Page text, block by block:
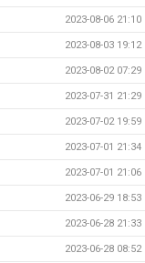
2023-08-06 21:10
2023-08-03 19:12
2023-08-02 07:29
2023-07-31 21:29
2023-07-02 19:59
2023-07-01 21:34
2023-07-01 21:06
2023-06-29 18:53
2023-06-28 21:33
2023-06-28 08:52